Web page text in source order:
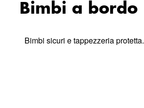
Bimbi a bordo
Bimbi sicuri e tappezzeria protetta.